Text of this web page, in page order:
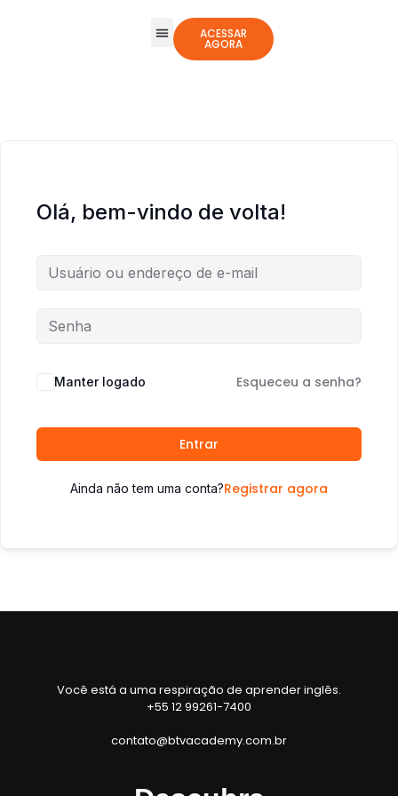
ACESSAR
AGORA
Olá, bem-vindo de volta!
Manter logado Esqueceu a senha?
Entrar
Ainda não tem uma conta?Registrar agora
Você está a uma respiração de aprender inglês.
+55 12 99261-7400
contato@btvacademy.com.br